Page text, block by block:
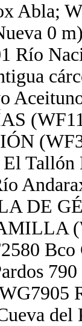
Abla;
0
Río
DE
del